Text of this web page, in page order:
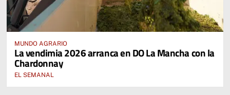
MUNDO AGRARIO
La vendimia 2026 arranca en DO La Mancha con la
Chardonnay
EL SEMANAL